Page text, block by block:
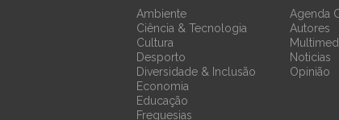
Ambiente
Ciência & Tecnologia
Cultura
Desporto
Diversidade & Inclusão
Economia
Educação
Freguesias
Agenda
Autores
Noticias
Opinião